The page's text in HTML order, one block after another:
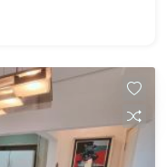
Preto.
somos
de
mais desejados